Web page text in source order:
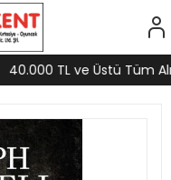
40.000 TL ve Üstü Tüm